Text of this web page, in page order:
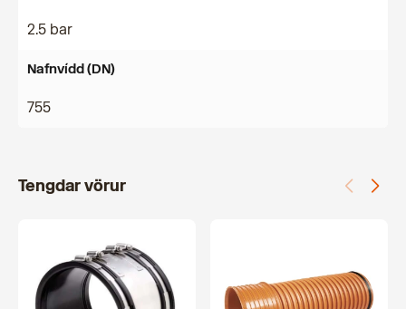
2.5 bar
Nafnvídd (DN)
755
Tengdar vörur